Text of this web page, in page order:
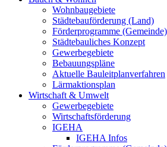
Wohnbaugebiete
Städtebauförderung (Land)
Förderprogramme (Gemeinde)
Städtebauliches Konzept
Gewerbegebiete
Bebauungspläne
Aktuelle Bauleitplanverfahren
Lärmaktionsplan
Wirtschaft & Umwelt
Gewerbegebiete
Wirtschaftsförderung
IGEHA
IGEHA Infos